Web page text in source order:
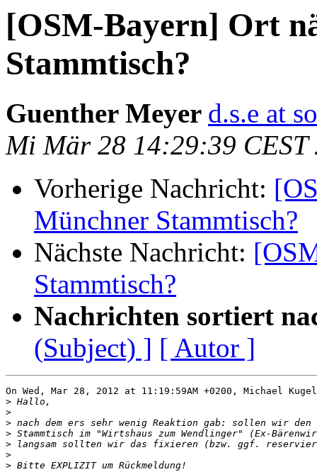
[OSM-Bayern] Ort
Stammtisch?
Guenther Meyer d.s.e at
Mi Mär 28 14:29:39 CEST
Vorherige Nachricht:
Münchner Stammtisch?
Nächste Nachricht:
Stammtisch?
Nachrichten sortiert
(Subject) ] [ Autor ]
On Wed, Mar 28, 2012 at 11:19:59AM +0200, Michael
>
>
>
>
>
>
>